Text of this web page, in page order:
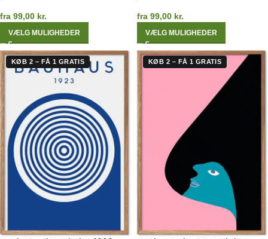
fra 99,00 kr.
VÆLG MULIGHEDER
fra 99,00 kr.
VÆLG MULIGHEDER
KØB 2 – FÅ 1 GRATIS KØB 2 – FÅ 1 GRATIS